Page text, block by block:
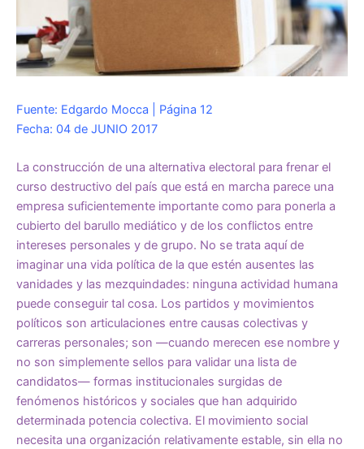
Fuente: Edgardo Mocca | Página 12
Fecha: 04 de JUNIO 2017
La construcción de una alternativa electoral para frenar el
curso destructivo del país que está en marcha parece una
empresa suficientemente importante como para ponerla a
cubierto del barullo mediático y de los conflictos entre
intereses personales y de grupo. No se trata aquí de
imaginar una vida política de la que estén ausentes las
vanidades y las mezquindades: ninguna actividad humana
puede conseguir tal cosa. Los partidos y movimientos
políticos son articulaciones entre causas colectivas y
carreras personales; son —cuando merecen ese nombre y
no son simplemente sellos para validar una lista de
candidatos— formas institucionales surgidas de
fenómenos históricos y sociales que han adquirido
determinada potencia colectiva. El movimiento social
necesita una organización relativamente estable, sin ella no